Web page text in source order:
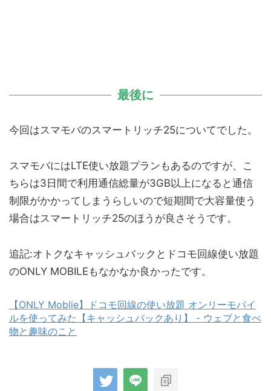
最後に
今回はスマモバのスマートリッチ25についてでした。
スマモバにはLTE使い放題プランもあるのですが、こ
ちらは3日間で利用通信総量が3GB以上になると通信
制限がかかってしまうらしいので短期間で大容量使う
場合はスマートリッチ25のほうが良さそうです。
追記:オトクなキャッシュバックとドコモ回線使い放題
のONLY MOBILEもなかなか良かったです。
【ONLY Moblie】ドコモ回線の使い放題 オンリーモバイ
ルを使ってみた【キャッシュバックあり】 - ウェブと食べ
物と趣味のこと